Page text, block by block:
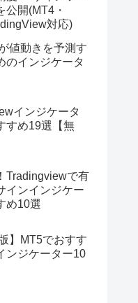
公開(MT4・
対応)
値動きを予測す
のインジケータ
インジケータ
すめ19選【無
Tradingviewで有
インインジケー
め10選
】MT5でおすす
ンジケーター10